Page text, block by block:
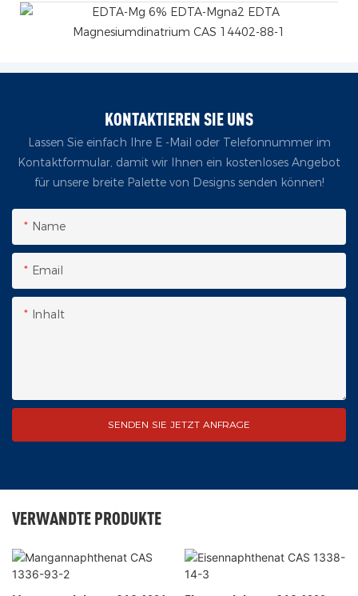
KONTAKTIEREN SIE UNS
Lassen Sie einfach Ihre E -Mail oder Telefonnummer im
Kontaktformular, damit wir Ihnen ein kostenloses Angebot
für unsere breite Palette von Designs senden können!
Name
Email
Inhalt
SENDEN SIE JETZT ANFRAGE
VERWANDTE PRODUKTE